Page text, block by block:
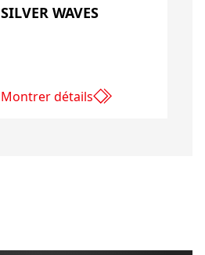
SILVER WAVES
Montrer détails